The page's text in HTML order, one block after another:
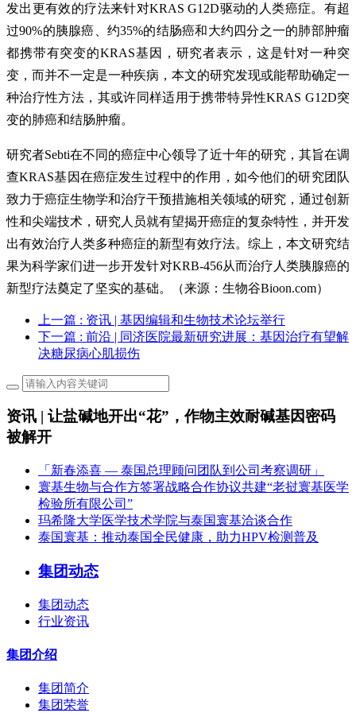
发出更有效的疗法来针对KRAS G12D驱动的人类癌症。有超
过90%的胰腺癌、约35%的结肠癌和大约四分之一的肺部肿瘤
都携带有突变的KRAS基因，研究者表示，这是针对一种突
变，而并不一定是一种疾病，本文的研究发现或能帮助确定一
种治疗性方法，其或许同样适用于携带特异性KRAS G12D突
变的肺癌和结肠肿瘤。
研究者Sebti在不同的癌症中心领导了近十年的研究，其旨在调
查KRAS基因在癌症发生过程中的作用，如今他们的研究团队
致力于癌症生物学和治疗干预措施相关领域的研究，通过创新
性和尖端技术，研究人员就有望揭开癌症的复杂特性，并开发
出有效治疗人类多种癌症的新型有效疗法。综上，本文研究结
果为科学家们进一步开发针对KRB-456从而治疗人类胰腺癌的
新型疗法奠定了坚实的基础。（来源：生物谷Bioon.com）
上一篇 : 资讯 | 基因编辑和生物技术论坛举行
下一篇 : 前沿 | 同济医院最新研究进展：基因治疗有望解
决糖尿病心肌损伤
资讯 | 让盐碱地开出“花”，作物主效耐碱基因密码
被解开
「新春添喜 — 泰国总理顾问团队到公司考察调研」
寰基生物与合作方签署战略合作协议共建“老挝寰基医学
检验所有限公司”
玛希隆大学医学技术学院与泰国寰基洽谈合作
泰国寰基：推动泰国全民健康，助力HPV检测普及
集团动态
集团动态
行业资讯
集团介绍
集团简介
集团荣誉